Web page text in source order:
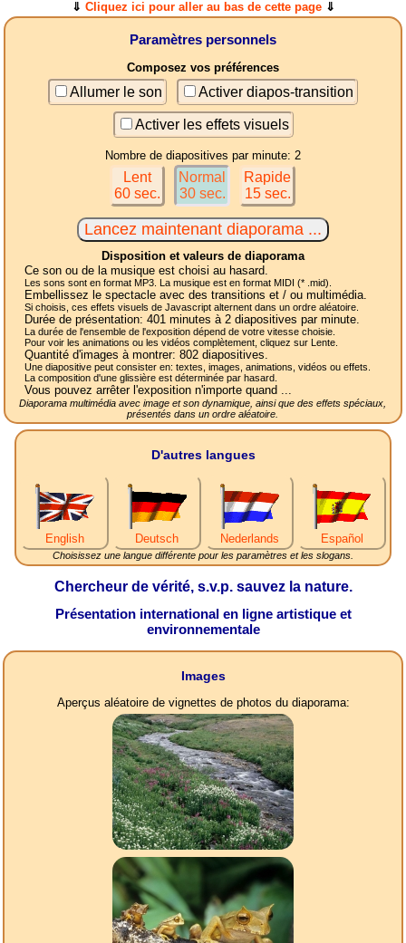
⇓ Cliquez ici pour aller au bas de cette page⇓
Paramètres personnels
Composez vos préférences
Allumer le son Activer diapos-transition
Activer les effets visuels
Nombre de diapositives par minute: 2
Lent
60 sec.
Normal
30 sec.
Rapide
15 sec.
Disposition et valeurs de diaporama
Ce son ou de la musique est choisi au hasard.
Les sons sont en format MP3. La musique est en format MIDI (* .mid).
Embellissez le spectacle avec des transitions et / ou multimédia.
Si choisis, ces effets visuels de Javascript alternent dans un ordre aléatoire.
Durée de présentation: 401 minutes à 2 diapositives par minute.
La durée de l'ensemble de l'exposition dépend de votre vitesse choisie.
Pour voir les animations ou les vidéos complètement, cliquez sur Lente.
Quantité d'images à montrer: 802diapositives.
Une diapositive peut consister en: textes, images, animations, vidéos ou effets.
La composition d'une glissière est déterminée par hasard.
Vous pouvez arrêter l'exposition n'importe quand ...
Diaporama multimédia avec image et son dynamique, ainsi que des effets spéciaux,
présentés dans un ordre aléatoire.
D'autres langues
English Deutsch Nederlands Español
Choisissez une langue différente pour les paramètres et les slogans.
Chercheur de vérité, s.v.p. sauvez la nature.
Présentation international en ligne artistique et
environnementale
Images
Aperçus aléatoire de vignettes de photos du diaporama: